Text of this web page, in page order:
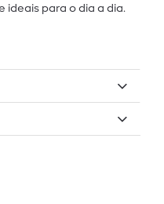
para o dia a dia.